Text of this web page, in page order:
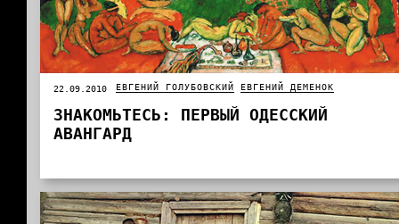
22.09.2010 ЕВГЕНИЙ ГОЛУБОВСКИЙ ЕВГЕНИЙ ДЕМЕНОК
ЗНАКОМЬТЕСЬ: ПЕРВЫЙ ОДЕССКИЙ
АВАНГАРД